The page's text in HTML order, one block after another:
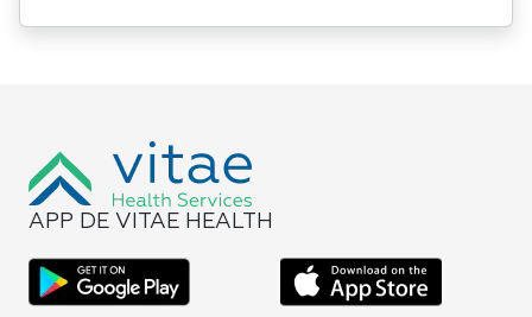
APP DE VITAE HEALTH